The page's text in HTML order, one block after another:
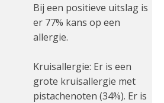
Bij een positieve uitslag is
er 77% kans op een
allergie.
Kruisallergie: Er is een
grote kruisallergie met
pistachenoten (34%). Er is